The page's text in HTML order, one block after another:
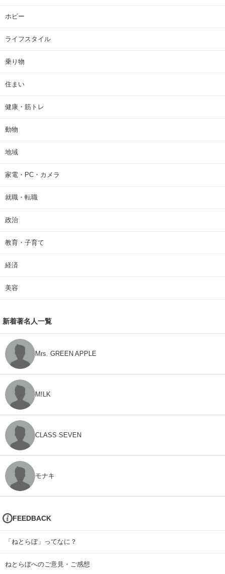
ホビー
ライフスタイル
乗り物
住まい
健康・筋トレ
動物
地域
家電・PC・カメラ
就職・転職
政治
教育・子育て
経済
美容
新着著名人一覧
Mrs. GREEN APPLE
M!LK
CLASS SEVEN
モナキ
FEEDBACK
「ねとらぼ」ってなに？
ねとらぼへのご意見・ご感想